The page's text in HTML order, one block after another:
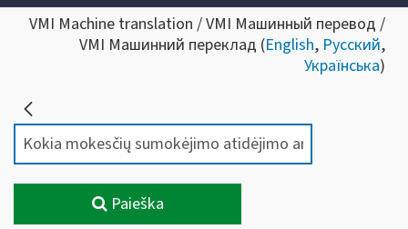
VMI Machine translation / VMI Машинный перевод /
VMI Машинний переклад (English, Русский,
Українська)
Paieška